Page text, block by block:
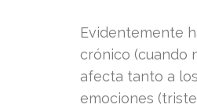
Evidentemente
crónico (cuando
afecta tanto a
emociones